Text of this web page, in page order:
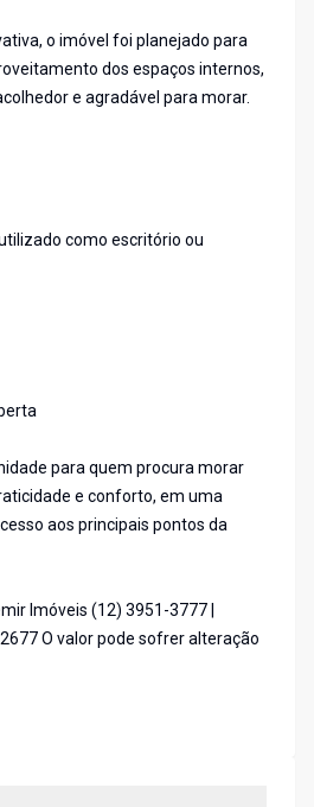
o imóvel foi planejado para
dos espaços internos,
e agradável para morar.
como escritório ou
para quem procura morar
e conforto, em uma
aos principais pontos da
Imóveis (12) 3951-3777 |
O valor pode sofrer alteração